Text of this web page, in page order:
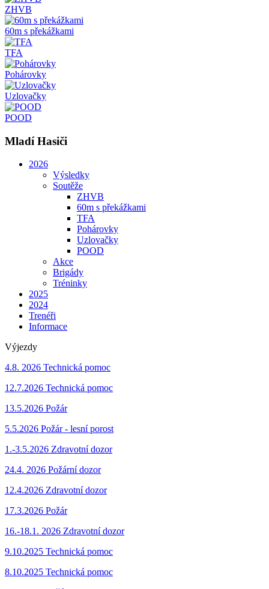
ZHVB
60m s překážkami
TFA
Pohárovky
Uzlovačky
POOD
Mladí Hasiči
2026
Výsledky
Soutěže
ZHVB
60m s překážkami
TFA
Pohárovky
Uzlovačky
POOD
Akce
Brigády
Tréninky
2025
2024
Trenéři
Informace
Výjezdy
4.8. 2026 Technická pomoc
12.7.2026 Technická pomoc
13.5.2026 Požár
5.5.2026 Požár - lesní porost
1.-3.5.2026 Zdravotní dozor
24.4. 2026 Požární dozor
12.4.2026 Zdravotní dozor
17.3.2026 Požár
16.-18.1. 2026 Zdravotní dozor
9.10.2025 Technická pomoc
8.10.2025 Technická pomoc